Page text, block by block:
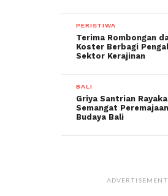
PERISTIWA
Terima Rombongan
Koster Berbagi
Sektor Kerajinan
BALI
Griya Santrian
Semangat
Budaya Bali
ADVERTISEMENT